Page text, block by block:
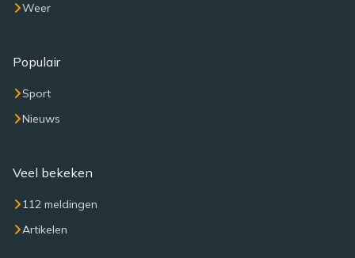
Weer
Populair
Sport
Nieuws
Veel bekeken
112 meldingen
Artikelen